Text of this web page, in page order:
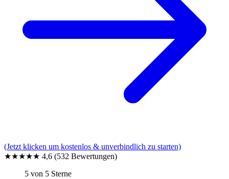
(Jetzt klicken um kostenlos & unverbindlich zu starten)
★★★★★ 4,6 (532 Bewertungen)
5 von 5 Sterne